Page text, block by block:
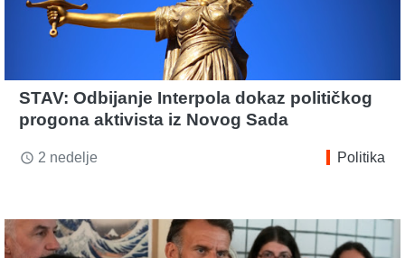
STAV: Odbijanje Interpola dokaz političkog
progona aktivista iz Novog Sada
access_time 2 nedelje Politika